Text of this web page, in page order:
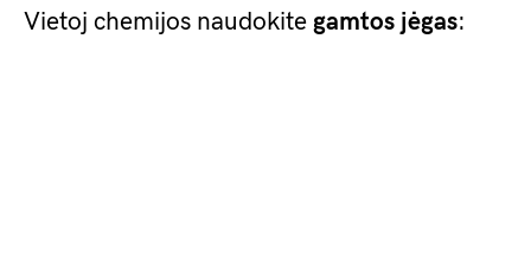
Vietoj chemijos naudokite gamtos jėgas: